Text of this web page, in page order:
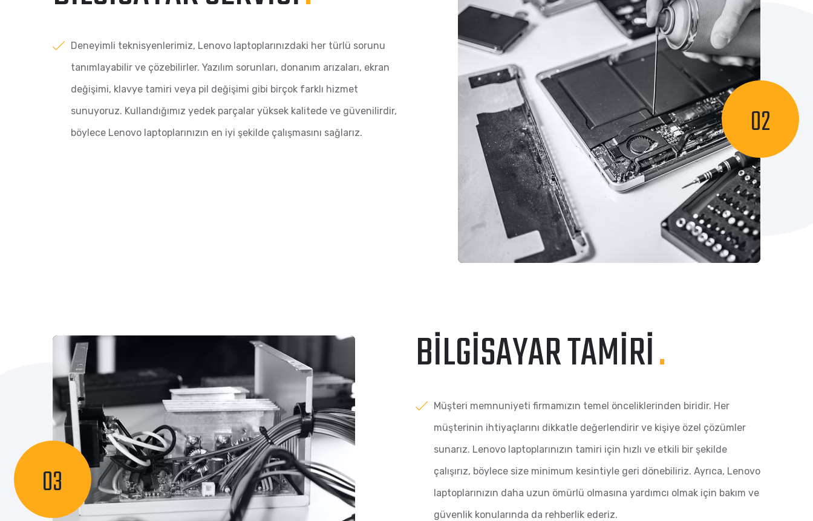
Deneyimli teknisyenlerimiz, Lenovo laptoplarınızdaki her türlü sorunu
tanımlayabilir ve çözebilirler. Yazılım sorunları, donanım arızaları, ekran
değişimi, klavye tamiri veya pil değişimi gibi birçok farklı hizmet
sunuyoruz. Kullandığımız yedek parçalar yüksek kalitede ve güvenilirdir,
böylece Lenovo laptoplarınızın en iyi şekilde çalışmasını sağlarız.
BILGISAYAR TAMIRI.
Müşteri memnuniyeti firmamızın temel önceliklerinden biridir. Her
müşterinin ihtiyaçlarını dikkatle değerlendirir ve kişiye özel çözümler
sunarız. Lenovo laptoplarınızın tamiri için hızlı ve etkili bir şekilde
çalışırız, böylece size minimum kesintiyle geri dönebiliriz. Ayrıca, Lenovo
laptoplarınızın daha uzun ömürlü olmasına yardımcı olmak için bakım ve
güvenlik konularında da rehberlik ederiz.